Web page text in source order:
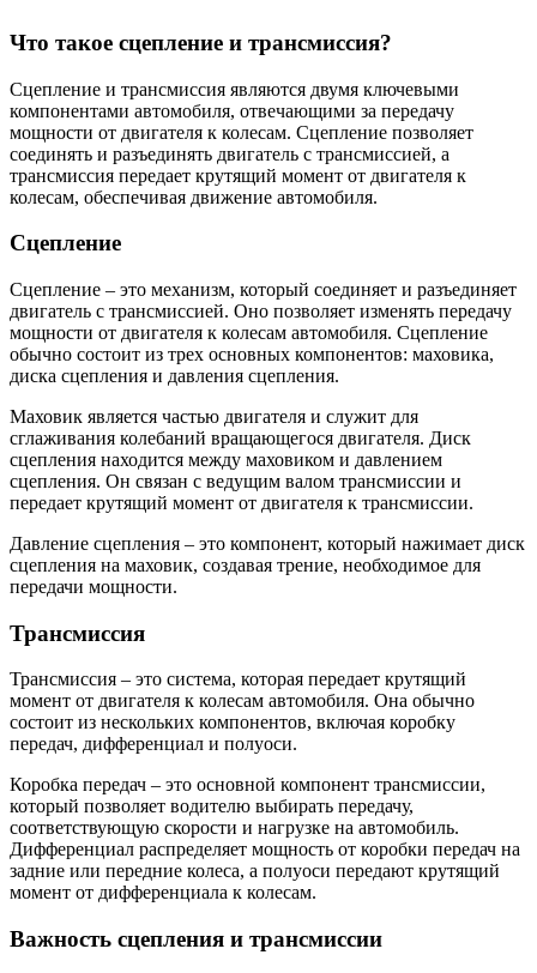
Что такое сцепление и трансмиссия?
Сцепление и трансмиссия являются двумя ключевыми
компонентами автомобиля, отвечающими за передачу
мощности от двигателя к колесам. Сцепление позволяет
соединять и разъединять двигатель с трансмиссией, а
трансмиссия передает крутящий момент от двигателя к
колесам, обеспечивая движение автомобиля.
Сцепление
Сцепление – это механизм, который соединяет и разъединяет
двигатель с трансмиссией. Оно позволяет изменять передачу
мощности от двигателя к колесам автомобиля. Сцепление
обычно состоит из трех основных компонентов: маховика,
диска сцепления и давления сцепления.
Маховик является частью двигателя и служит для
сглаживания колебаний вращающегося двигателя. Диск
сцепления находится между маховиком и давлением
сцепления. Он связан с ведущим валом трансмиссии и
передает крутящий момент от двигателя к трансмиссии.
Давление сцепления – это компонент, который нажимает диск
сцепления на маховик, создавая трение, необходимое для
передачи мощности.
Трансмиссия
Трансмиссия – это система, которая передает крутящий
момент от двигателя к колесам автомобиля. Она обычно
состоит из нескольких компонентов, включая коробку
передач, дифференциал и полуоси.
Коробка передач – это основной компонент трансмиссии,
который позволяет водителю выбирать передачу,
соответствующую скорости и нагрузке на автомобиль.
Дифференциал распределяет мощность от коробки передач на
задние или передние колеса, а полуоси передают крутящий
момент от дифференциала к колесам.
Важность сцепления и трансмиссии